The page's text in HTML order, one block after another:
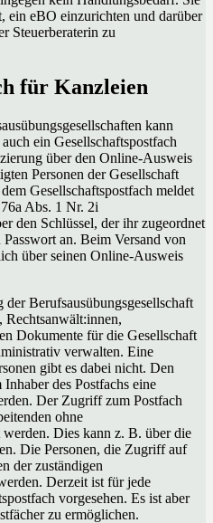
ein eBO einzurichten und darüber
Steuerberaterin zu
für Kanzleien
kann
ein Gesellschaftspostfach
über den Online-Ausweis
Personen der Gesellschaft
Gesellschaftspostfach meldet
Abs. 1 Nr. 2i
den Schlüssel, der ihr zugeordnet
an. Beim Versand von
über seinen Online-Ausweis
Berufsausübungsgesellschaft
Rechtsanwält:innen,
Dokumente für die Gesellschaft
verwalten. Eine
gibt es dabei nicht. Den
des Postfachs eine
Der Zugriff zum Postfach
ohne
Dies kann z. B. über die
Die Personen, die Zugriff auf
der zuständigen
Derzeit ist für jede
vorgesehen. Es ist aber
zu ermöglichen.